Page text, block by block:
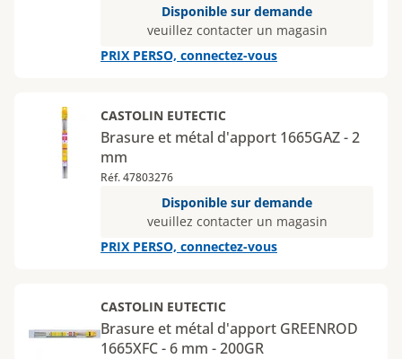
Disponible sur demande
veuillez contacter un magasin
PRIX PERSO, connectez-vous
CASTOLIN EUTECTIC
Brasure et métal d'apport 1665GAZ - 2
mm
Réf. 47803276
Disponible sur demande
veuillez contacter un magasin
PRIX PERSO, connectez-vous
CASTOLIN EUTECTIC
Brasure et métal d'apport GREENROD
1665XFC - 6 mm - 200GR